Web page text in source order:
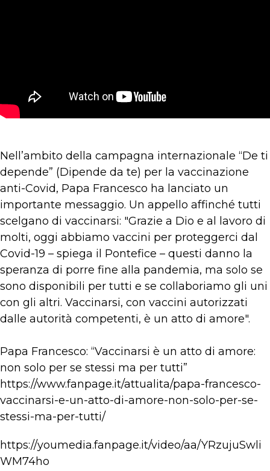
Nell’ambito della campagna internazionale “De ti
depende” (Dipende da te) per la vaccinazione
anti-Covid, Papa Francesco ha lanciato un
importante messaggio. Un appello affinché tutti
scelgano di vaccinarsi: "Grazie a Dio e al lavoro di
molti, oggi abbiamo vaccini per proteggerci dal
Covid-19 – spiega il Pontefice – questi danno la
speranza di porre fine alla pandemia, ma solo se
sono disponibili per tutti e se collaboriamo gli uni
con gli altri. Vaccinarsi, con vaccini autorizzati
dalle autorità competenti, è un atto di amore".
Papa Francesco: “Vaccinarsi è un atto di amore:
non solo per se stessi ma per tutti”
https://www.fanpage.it/attualita/papa-francesco-
vaccinarsi-e-un-atto-di-amore-non-solo-per-se-
stessi-ma-per-tutti/
https://youmedia.fanpage.it/video/aa/YRzujuSwli
WM74ho